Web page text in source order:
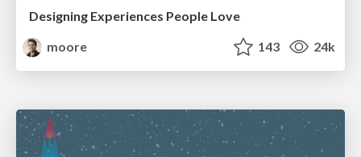
Designing Experiences People Love
moore
143 24k